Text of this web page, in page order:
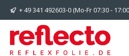
Hauptinhalt springen
Zur Suche springen
Zur Hauptnavigation springen
+ 49 341 492603-0 (Mo-Fr 07:30 -